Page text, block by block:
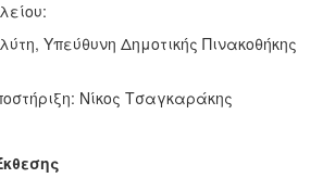
Υπεύθυνη Δημοτικής Πινακοθήκης
Νίκος Τσαγκαράκης